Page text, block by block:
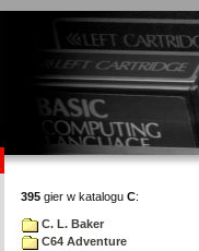
395 gier w katalogu C:
C. L. Baker
C64 Adventure